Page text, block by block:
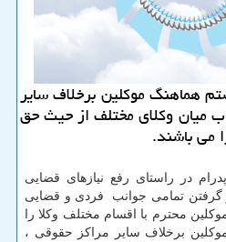
هماهنگ موكلین برخلاف سایر
میان وكلای مختلف از حیث حق
می باشند.
در راستای رفع نیازهای قضایی
گرفتن تمامی جوانب فردی و قضایی
محترم با اقسام مختلف وکلا را
برخلاف سایر مراکز حقوقی ،